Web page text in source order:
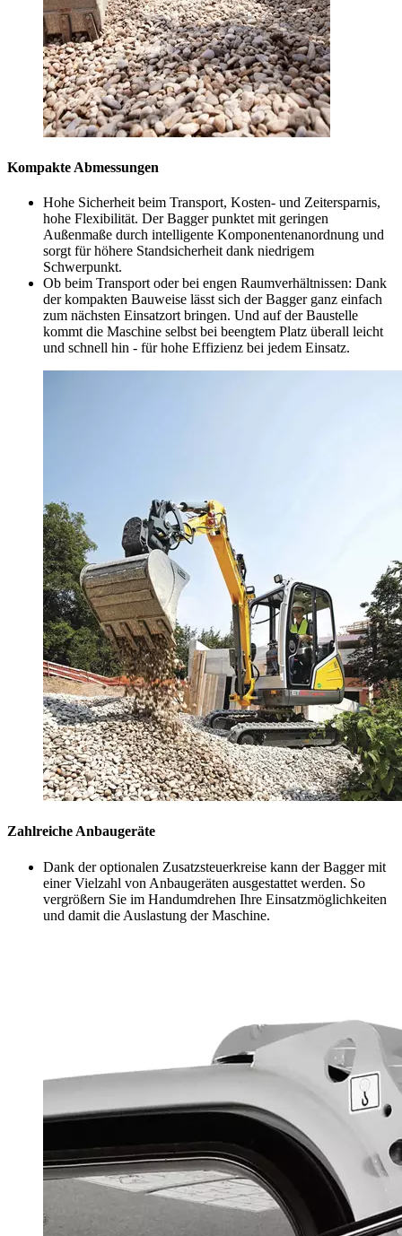
Kompakte Abmessungen
Hohe Sicherheit beim Transport, Kosten- und Zeitersparnis,
hohe Flexibilität. Der Bagger punktet mit geringen
Außenmaße durch intelligente Komponentenanordnung und
sorgt für höhere Standsicherheit dank niedrigem
Schwerpunkt.
Ob beim Transport oder bei engen Raumverhältnissen: Dank
der kompakten Bauweise lässt sich der Bagger ganz einfach
zum nächsten Einsatzort bringen. Und auf der Baustelle
kommt die Maschine selbst bei beengtem Platz überall leicht
und schnell hin - für hohe Effizienz bei jedem Einsatz.
Zahlreiche Anbaugeräte
Dank der optionalen Zusatzsteuerkreise kann der Bagger mit
einer Vielzahl von Anbaugeräten ausgestattet werden. So
vergrößern Sie im Handumdrehen Ihre Einsatzmöglichkeiten
und damit die Auslastung der Maschine.